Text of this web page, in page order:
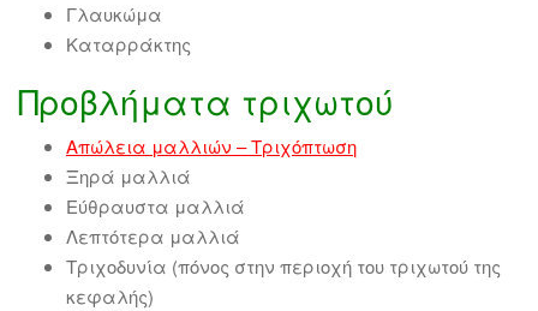
Γλαυκώμα
Καταρράκτης
Προβλήματα τριχωτού
Απώλεια μαλλιών – Τριχόπτωση
Ξηρά μαλλιά
Εύθραυστα μαλλιά
Λεπτότερα μαλλιά
Τριχοδυνία (πόνος στην περιοχή του τριχωτού της
κεφαλής)